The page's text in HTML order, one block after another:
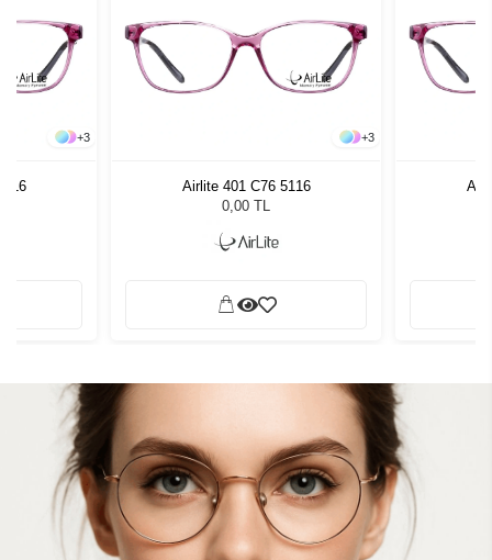
+3 +3
Airlite 401 C76 5116
0,00 TL